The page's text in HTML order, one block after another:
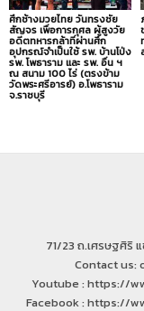
ศึกช้างมวยไทย วันทรงชัย
สัญจร เพื่อการกุศล ผู้สูงวัย
อดีตทหารกล้าที่ผ่านศึก
อุปกรณ์จำเป็นใช้ รพ. บ้านโป่ง
รพ. โพธาราม และ รพ. อื่น ฯ
ณ สนาม 100 ไร่ (ตรงข้าม
วัดพระศรีอารย์) อ.โพธาราม
จ.ราชบุรี
71/23 ถ.เศรษฐศิริ
Contact us:
Youtube : https://
Facebook : https://